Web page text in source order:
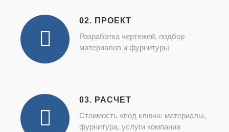
02. ПРОЕКТ
Разработка чертежей, подбор
материалов и фурнитуры
03. РАСЧЕТ
Стоимость «под ключ»: материалы,
фурнитура, услуги компании